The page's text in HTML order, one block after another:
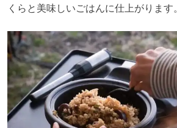
くらと美味しいごはんに仕上がります。